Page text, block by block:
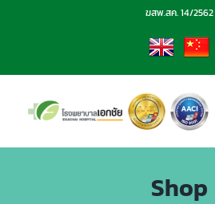
ฆสพ.สค. 14/2562
EN CN
Shop